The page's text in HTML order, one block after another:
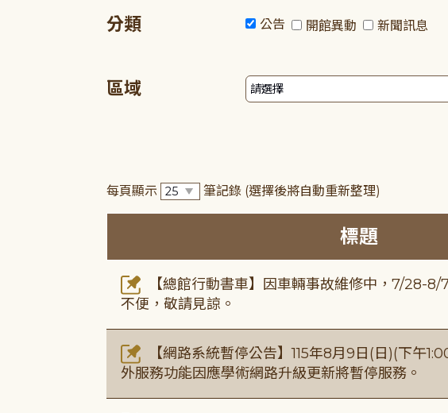
分類 公告 開館異動 新聞訊息
區域
每頁顯示 筆記錄 (選擇後將自動重新整理)
標題
【總館行動書車】因車輛事故維修中，7/28-8/
不便，敬請見諒。
【網路系統暫停公告】115年8月9日(日)(下午
外服務功能因應學術網路升級更新將暫停服務。